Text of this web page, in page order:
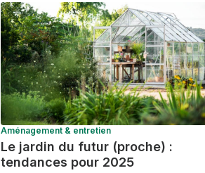
Aménagement & entretien
Le jardin du futur (proche) :
tendances pour 2025